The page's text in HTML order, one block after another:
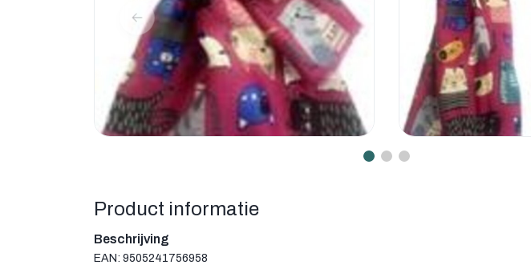
Product informatie
Beschrijving
EAN: 9505241756958